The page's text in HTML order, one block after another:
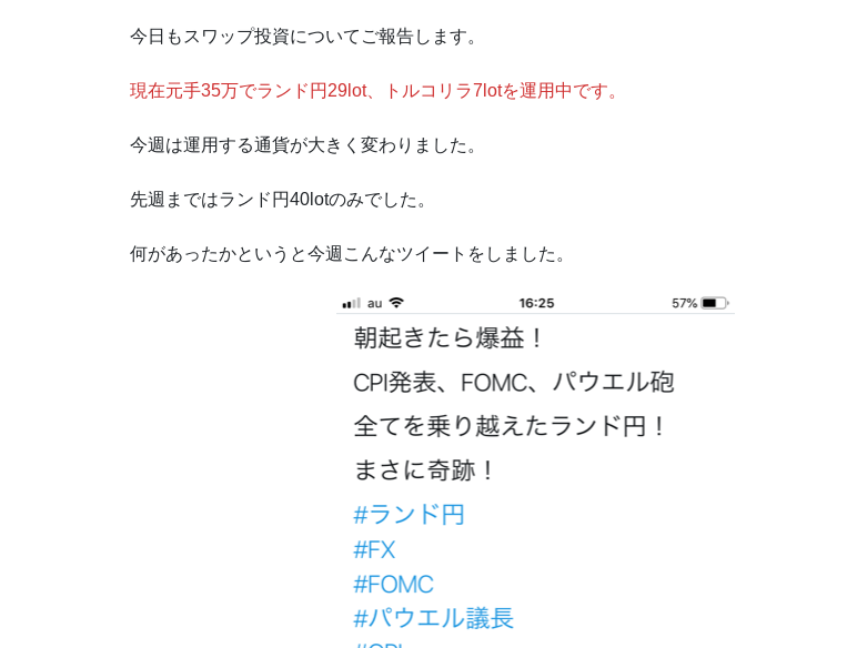
今日もスワップ投資についてご報告します。
現在元手35万でランド円29lot、トルコリラ7lotを運用中です。
今週は運用する通貨が大きく変わりました。
先週まではランド円40lotのみでした。
何があったかというと今週こんなツイートをしました。